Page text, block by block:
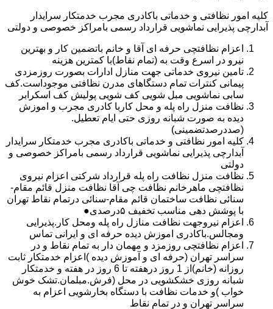
کلیه امور نظافتی و خدماتی باکادری مجرب خدمتکار سرایدار
آبدارچی پذیرایی نماشویی قرارداد رسمی بامراکز خصوصی و دولتی
اعزام نظافتچی حرفه ای آقا و خانم باتضمین کار و بهترین
نیرو در اسرع وقت به (تمام نقاط)با کمترین هزینه
تامین نیروی خدماتی جهت منازل ادارات بصورت روزمزدی
پیمانی کنترات تمام دستگاهای مدرن نظافتی موجوداست.کف
سابی نماشویی مبل شویی کف شویی پولیش کف اسکرابر
نظافت منزل راه پله و محل کاربا کادری مجرب و اموزش
دیده به صورت شبانه روزی حتی ایام تعطیل.
(صددرصدتضمینی)
کلیه امور نظافتی و خدماتی باکادری مجرب خدمتکار سرایدار
آبدارچی پذیرایی نماشویی قرارداد رسمی بامراکز خصوصی و
دولتی
نظافت منزل نظافت راه پله قرارداد شرکتی اعزام نیروی
نظافتچی ماهرخانم نظافت چی آقا نظافت منزل قائم مقام-
سنائی نظافت ساختمان قائم مقام-سنائی درتمام نقاط تهران
با پوشش دهی مناسب تخفیف ۵درصدی●
اعزام نیروجهت نظافت منازل راه پله ومحل کار.پذیرایی
ومجالس.باکادری اموزش دیده حرفه ای و ایرانی تماس
اعزام نظافتچی روزمزد و مهمان دار به تمام نقاط و در
سراسر تهران (حرفه ای و آموزش دیده )اعزام خدمتکار ثابت
روزانه (خانم)از 1 روز درهفته تا 6 روز در هفته و خدمتکار
شبانه روزی خشکشویی در محل (فرش.مبلمان.تشک خوش
خواب )و خدمات نظافت با دستگاه بخارشویی اعزام به
سراسر تهران و در تمام نقاط